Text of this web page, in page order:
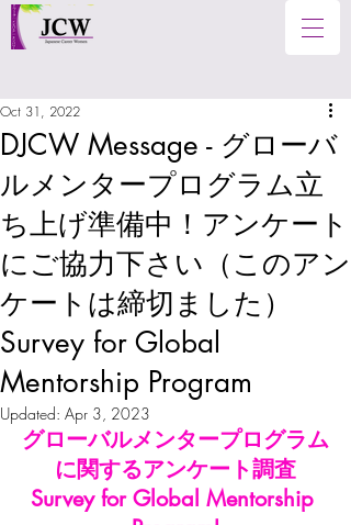
DJCW Message - グローバ
ルメンタープログラム立
ち上げ準備中！アンケート
にご協力下さい（このアン
ケートは締切ました）
Survey for Global
Mentorship Program
Oct 31, 2022
Updated: Apr 3, 2023
グローバルメンタープログラム
に関するアンケート調査
Survey for Global Mentorship